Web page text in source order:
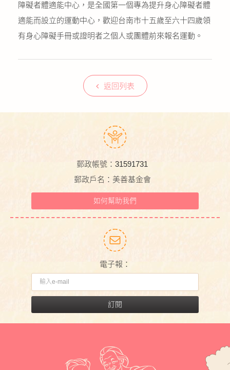
障礙者體適能中心，是全國第一個專為提升身心障礙者體
適能而設立的運動中心，歡迎台南市十五歲至六十四歲領
有身心障礙手冊或證明者之個人或團體前來報名運動。
返回列表
郵政帳號：31591731
郵政戶名：美善基金會
如何幫助我們
電子報：
訂閱